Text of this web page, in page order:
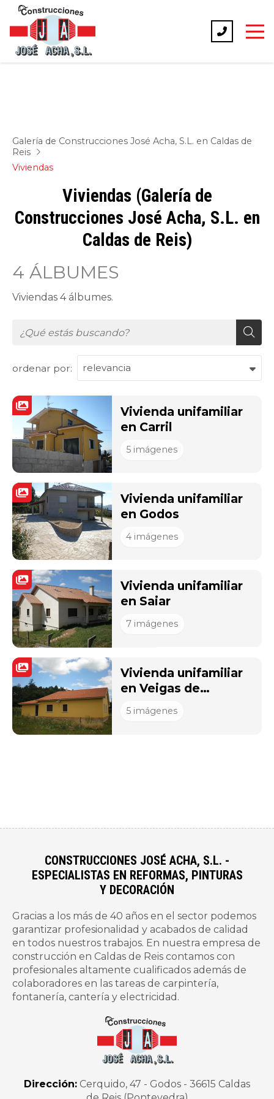
Galería de Construcciones José Acha, S.L. en Caldas de
Reis
Viviendas
Viviendas (Galería de
Construcciones José Acha, S.L. en
Caldas de Reis)
4 ÁLBUMES
Viviendas 4 álbumes.
ordenar por:
Vivienda unifamiliar
en Carril
5 imágenes
Vivienda unifamiliar
en Godos
4 imágenes
Vivienda unifamiliar
en Saiar
7 imágenes
Vivienda unifamiliar
en Veigas de
Almorzar
5 imágenes
CONSTRUCCIONES JOSÉ ACHA, S.L. -
ESPECIALISTAS EN REFORMAS, PINTURAS
Y DECORACIÓN
Gracias a los más de 40 años en el sector podemos
garantizar profesionalidad y acabados de calidad
en todos nuestros trabajos. En nuestra empresa de
construcción en Caldas de Reis contamos con
profesionales altamente cualificados además de
colaboradores en las tareas de carpintería,
fontanería, cantería y electricidad.
Dirección: Cerquido, 47 - Godos - 36615 Caldas